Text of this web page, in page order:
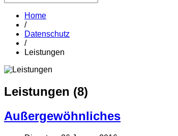
Home
/
Datenschutz
/
Leistungen
Leistungen (8)
Außergewöhnliches